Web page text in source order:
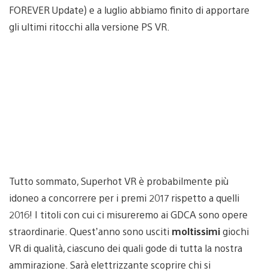
FOREVER Update) e a luglio abbiamo finito di apportare
gli ultimi ritocchi alla versione PS VR.
Tutto sommato, Superhot VR è probabilmente più
idoneo a concorrere per i premi 2017 rispetto a quelli
2016! I titoli con cui ci misureremo ai GDCA sono opere
straordinarie. Quest’anno sono usciti moltissimigiochi
VR di qualità, ciascuno dei quali gode di tutta la nostra
ammirazione. Sarà elettrizzante scoprire chi si